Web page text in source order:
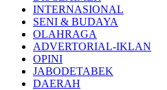
INTERNASIONAL
SENI & BUDAYA
OLAHRAGA
ADVERTORIAL-IKLAN
OPINI
JABODETABEK
DAERAH